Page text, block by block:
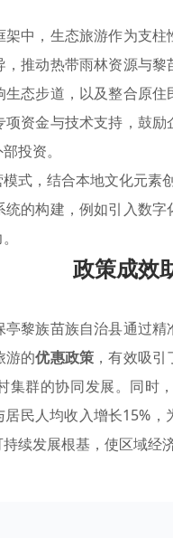
中，生态旅游作为支
，推动热带雨林资源与
态步道，以及整合原
项资金与技术支持，鼓
投资。
式，结合本地文化元素
的构建，例如引入数
政策成效
亭黎族苗族自治县通过精
游的优惠政策 ，有效吸
集群的协同发展。同时
民人均收入增长15%
续发展根基，使区域经